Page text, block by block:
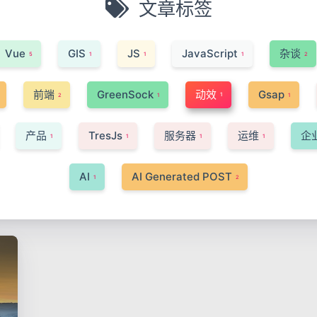
文章标签
Vue 5 GIS 1 JS 1 JavaScript 1 杂谈 2
前端 2 GreenSock 1 动效 1 Gsap 1
产品 1 TresJs 1 服务器 1 运维 1 企
AI 1 AI Generated POST 2